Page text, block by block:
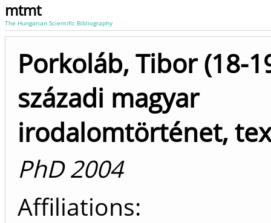
mtmt
The Hungarian Scientific Bibliography
Porkoláb, Tibor (18-
századi magyar
irodalomtörténet,
PhD 2004
Affiliations